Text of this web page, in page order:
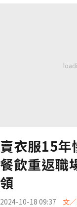
賣衣服15
餐飲重返職
領
2024-10-18 09:37 文